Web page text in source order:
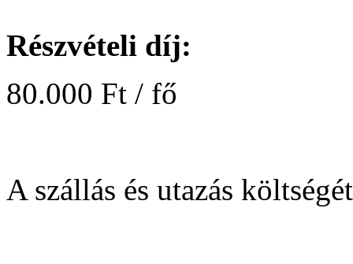
Részvételi díj:
80.000 Ft / fő
A szállás és utazás